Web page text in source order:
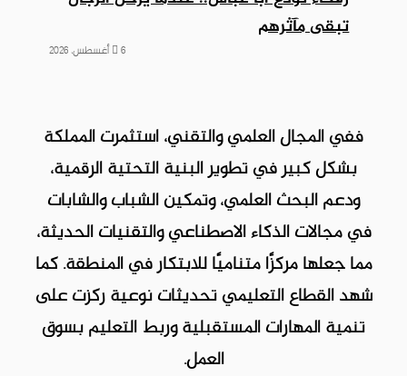
تبقى مآثرهم
6 أغسطس، 2026
ففي المجال العلمي والتقني، استثمرت المملكة
بشكل كبير في تطوير البنية التحتية الرقمية،
ودعم البحث العلمي، وتمكين الشباب والشابات
في مجالات الذكاء الاصطناعي والتقنيات الحديثة،
مما جعلها مركزًا متناميًا للابتكار في المنطقة. كما
شهد القطاع التعليمي تحديثات نوعية ركزت على
تنمية المهارات المستقبلية وربط التعليم بسوق
العمل.